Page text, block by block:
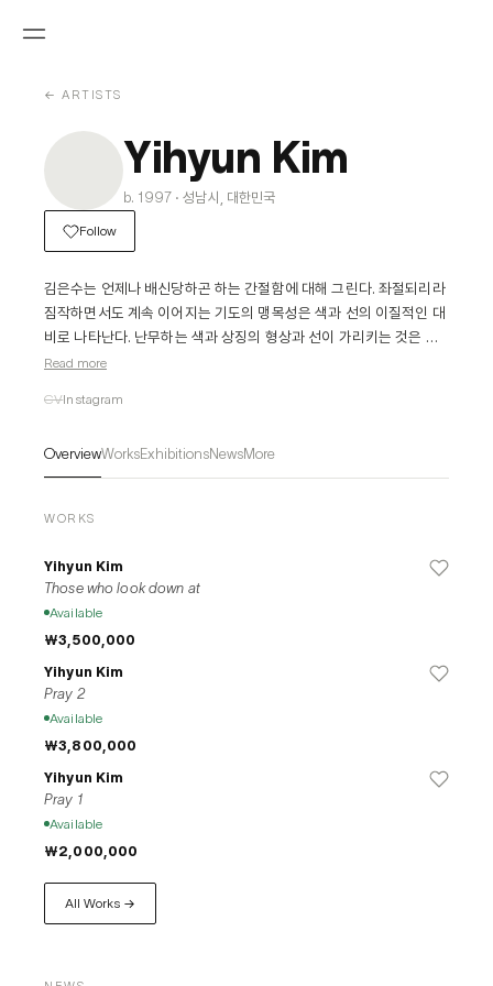
← ARTISTS
Yihyun Kim
b. 1997 · 성남시, 대한민국
Follow
김은수는 언제나 배신당하곤 하는 간절함에 대해 그린다. 좌절되리라
짐작하면서도 계속 이어지는 기도의 맹목성은 색과 선의 이질적인 대
비로 나타난다. 난무하는 색과 상징의 형상과 선이 가리키는 것은 우
리가 원하던 것들의 뒷면, 결국 우리가 간절히 피하고 싶었던 어떤 것
Read more
CVInstagram
OverviewWorksExhibitionsNewsMore
WORKS
Yihyun Kim
Those who look down at
Available
₩3,500,000
Yihyun Kim
Pray 2
Available
₩3,800,000
Yihyun Kim
Pray 1
Available
₩2,000,000
All Works →